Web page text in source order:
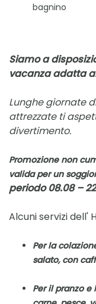
bagnino
Siamo a
vacanza adatta
Lunghe giornate
attrezzate ti
divertimento.
Promozione non
valida per un
periodo 08.08 –
Alcuni servizi dell'
Per la
salato, con
Per il pranzo